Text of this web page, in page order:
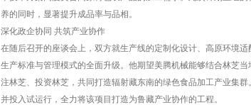
养的同时，显著提升成品率与品相。
深化政企协同 共筑产业协作
在随后召开的座谈会上，双方就生产线的定制化设计、高原环境
生产标准与管理模式的全面升级。他期望美腾机械能够结合林芝
注林芝、投资林芝，共同打造辐射藏东南的绿色食品加工产业集
并投入试运行，全力将该项目打造为鲁藏产业协作的工程。